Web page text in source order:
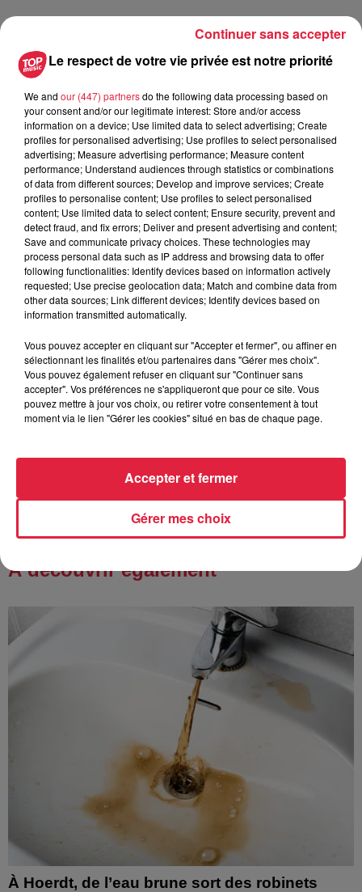
Publié : 12 juin 2024 à 6h23 - Modifié : 12 juin 2024 à 15h07
Estelle Burckel
A lire aussi
16h00
À Hoerdt, de l’eau brune sort des
robinets
15h54
Tags antisémites à Strasbourg :
Catherine Trautmann réagit
14h33
À découvrir également
À Hoerdt, de l’eau brune sort des robinets
Le respect de votre vie privée est notre priorité
We and our (447) partnersdo the following data processing based on
your consent and/or our legitimate interest: Store and/or access
information on a device; Use limited data to select advertising; Create
profiles for personalised advertising; Use profiles to select personalised
advertising; Measure advertising performance; Measure content
performance; Understand audiences through statistics or combinations
of data from different sources; Develop and improve services; Create
profiles to personalise content; Use profiles to select personalised
content; Use limited data to select content; Ensure security, prevent and
detect fraud, and fix errors; Deliver and present advertising and content;
Save and communicate privacy choices. These technologies may
process personal data such as IP address and browsing data to offer
following functionalities: Identify devices based on information actively
requested; Use precise geolocation data; Match and combine data from
other data sources; Link different devices; Identify devices based on
information transmitted automatically.
Vous pouvez accepter en cliquant sur "Accepter et fermer", ou affiner en
sélectionnant les finalités et/ou partenaires dans "Gérer mes choix".
Vous pouvez également refuser en cliquant sur "Continuer sans
accepter". Vos préférences ne s'appliqueront que pour ce site. Vous
pouvez mettre à jour vos choix, ou retirer votre consentement à tout
moment via le lien "Gérer les cookies" situé en bas de chaque page.
Gérer mes choix
Accepter et fermer
Continuer sans accepter